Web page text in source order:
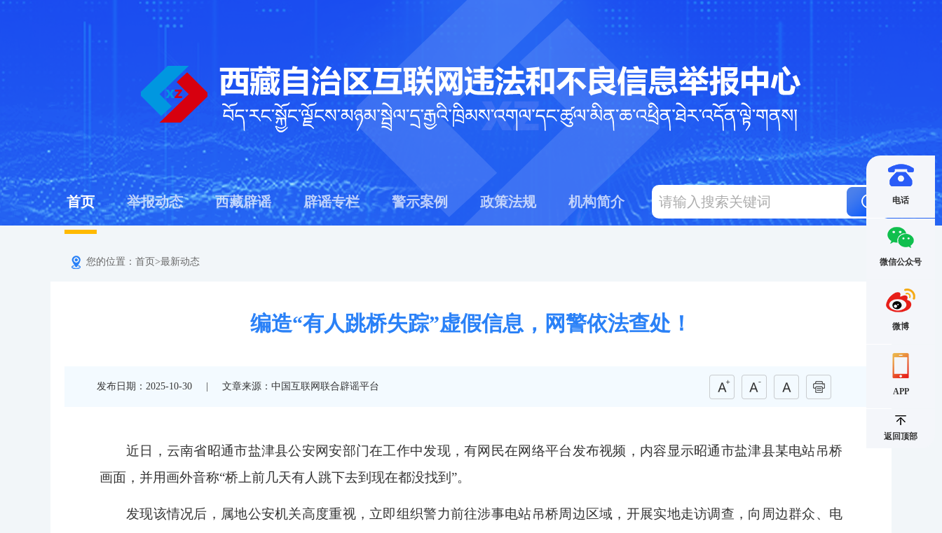
首页 举报动态 西藏辟谣 辟谣专栏 警示案例 政策法规 机构简介
您的位置： 首页 >最新动态
编造“有人跳桥失踪”虚假信息，网警依法查处！
发布日期：2025-10-30 文章来源：中国互联网联合辟谣平台
近日，云南省昭通市盐津县公安网安部门在工作中发现，有网民在网络平台发布视频，内容显示昭通市盐津县某电站吊桥
画面，并用画外音称“桥上前几天有人跳下去到现在都没找到”。
发现该情况后，属地公安机关高度重视，立即组织警力前往涉事电站吊桥周边区域，开展实地走访调查，向周边群众、电
电话
微信公众号
微博
APP
返回顶部